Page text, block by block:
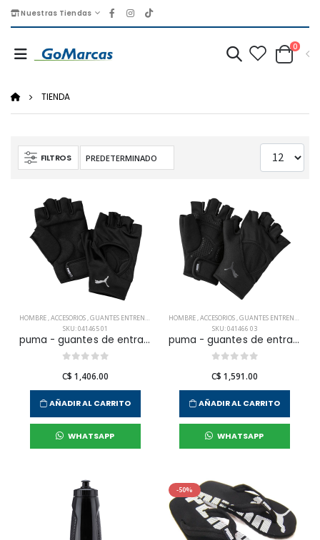
Nuestras Tiendas
0
TIENDA
FILTROS
HOMBRE,ACCESORIOS,GUANTES ENTRENAMIENTO
SKU: 041465 01
puma - guantes de entranamiento tr ess gloves para hombre
C$ 1,406.00
AÑADIR AL CARRITO
WHATSAPP
HOMBRE,ACCESORIOS,GUANTES ENTRENAMIENTO
SKU: 041466 03
puma - guantes de entranamiento tr ess gloves up para hombre
C$ 1,591.00
AÑADIR AL CARRITO
WHATSAPP
-50%